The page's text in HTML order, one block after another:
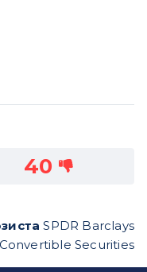
40
SPDR Barclays
Securities